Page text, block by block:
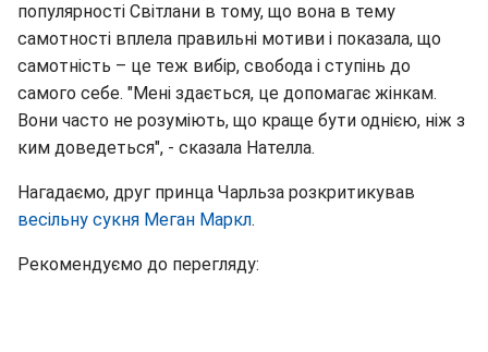
популярності Світлани в тому, що вона в тему
самотності вплела правильні мотиви і показала, що
самотність – це теж вибір, свобода і ступінь до
самого себе. "Мені здається, це допомагає жінкам.
Вони часто не розуміють, що краще бути однією, ніж з
ким доведеться", - сказала Нателла.
Нагадаємо, друг принца Чарльза розкритикував
весільну сукня Меган Маркл.
Рекомендуємо до перегляду: